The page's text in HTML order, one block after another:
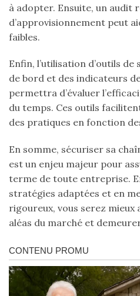
à adopter. Ensuite, un audit
d’approvisionnement peut
faibles.
Enfin, l’utilisation d’outils de
de bord et des indicateurs
permettra d’évaluer
du temps. Ces outils
des pratiques en fonction
En somme, sécuriser sa
est un enjeu majeur pour
terme de toute entreprise.
stratégies adaptées et en
rigoureux, vous serez
aléas du marché et